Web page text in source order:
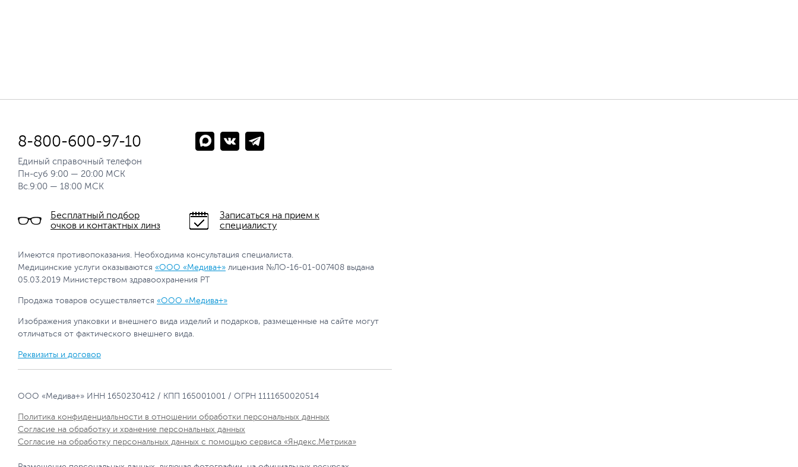
8-800-600-97-10
Единый справочный телефон
Пн-суб 9:00 — 20:00 МСК
Вс.9:00 — 18:00 МСК
Бесплатный подбор
очков и контактных линз
Записаться на прием к
специалисту
Имеются противопоказания. Необходима консультация специалиста.
Медицинские услуги оказываются «ООО «Медива+» лицензия №ЛО-16-01-007408 выдана
05.03.2019 Министерством здравоохранения РТ
Продажа товаров осуществляется «ООО «Медива+»
Изображения упаковки и внешнего вида изделий и подарков, размещенные на сайте могут
отличаться от фактического внешнего вида.
Реквизиты и договор
ООО «Медива+» ИНН 1650230412 / КПП 165001001 / ОГРН 1111650020514
Политика конфиденциальности в отношении обработки персональных данных
Согласие на обработку и хранение персональных данных
Согласие на обработку персональных данных с помощью сервиса «Яндекс.Метрика»